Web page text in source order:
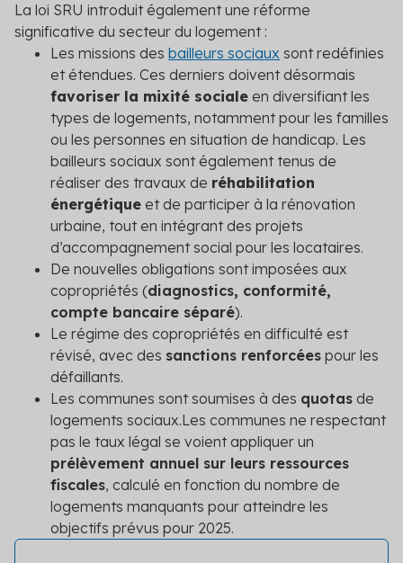
La loi SRU introduit également une réforme
significative du secteur du logement :
Les missions des bailleurs sociaux sont redéfinies
et étendues. Ces derniers doivent désormais
favoriser la mixité sociale en diversifiant les
types de logements, notamment pour les familles
ou les personnes en situation de handicap. Les
bailleurs sociaux sont également tenus de
réaliser des travaux de réhabilitation
énergétique et de participer à la rénovation
urbaine, tout en intégrant des projets
d’accompagnement social pour les locataires.
De nouvelles obligations sont imposées aux
copropriétés (diagnostics, conformité,
compte bancaire séparé).
Le régime des copropriétés en difficulté est
révisé, avec des sanctions renforcées pour les
défaillants.
Les communes sont soumises à des quotas de
logements sociaux.Les communes ne respectant
pas le taux légal se voient appliquer un
prélèvement annuel sur leurs ressources
fiscales, calculé en fonction du nombre de
logements manquants pour atteindre les
objectifs prévus pour 2025.